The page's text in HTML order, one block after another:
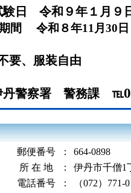
９年１月９日
間 令和８年11月30日
、服装自由
丹警察署 警務課 ℡
郵便番号
：
664-0898
所 在 地
：
伊丹市千僧1
電話番号
：
（072）771-